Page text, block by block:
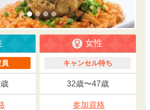
員
女性
キャンセル待ち
32歳〜47歳
参加資格